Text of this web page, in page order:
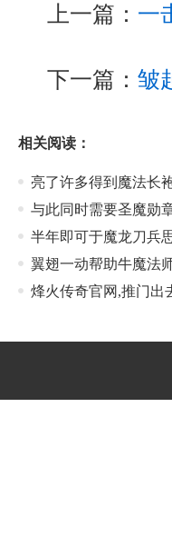
上一篇： 一
下一篇： 皱
相关阅读：
亮了许多得到魔法长
与此同时需要圣魔勋
半年即可于魔龙刀兵
翼翅一动帮助牛魔法
烽火传奇官网,推门出